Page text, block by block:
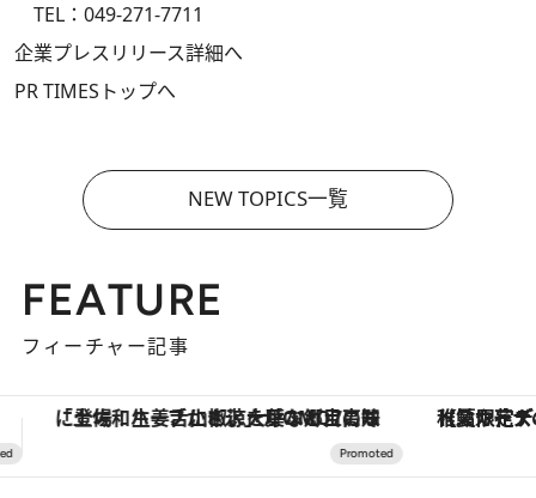
TEL：049-271-7711
企業プレスリリース詳細へ
PR TIMESトップへ
NEW TOPICS一覧
FEATURE
フィーチャー記事
【夏限定ディナーコース】旬を迎える稚鮎や花ズッキーニなどをイタリア・トスカーナの郷土料理の手法で満喫！ ヴァシュロン・コンスタンタ